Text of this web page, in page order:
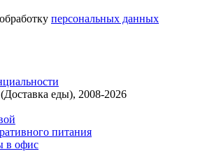
персональных данных
еды), 2008-2026
питания
в офис